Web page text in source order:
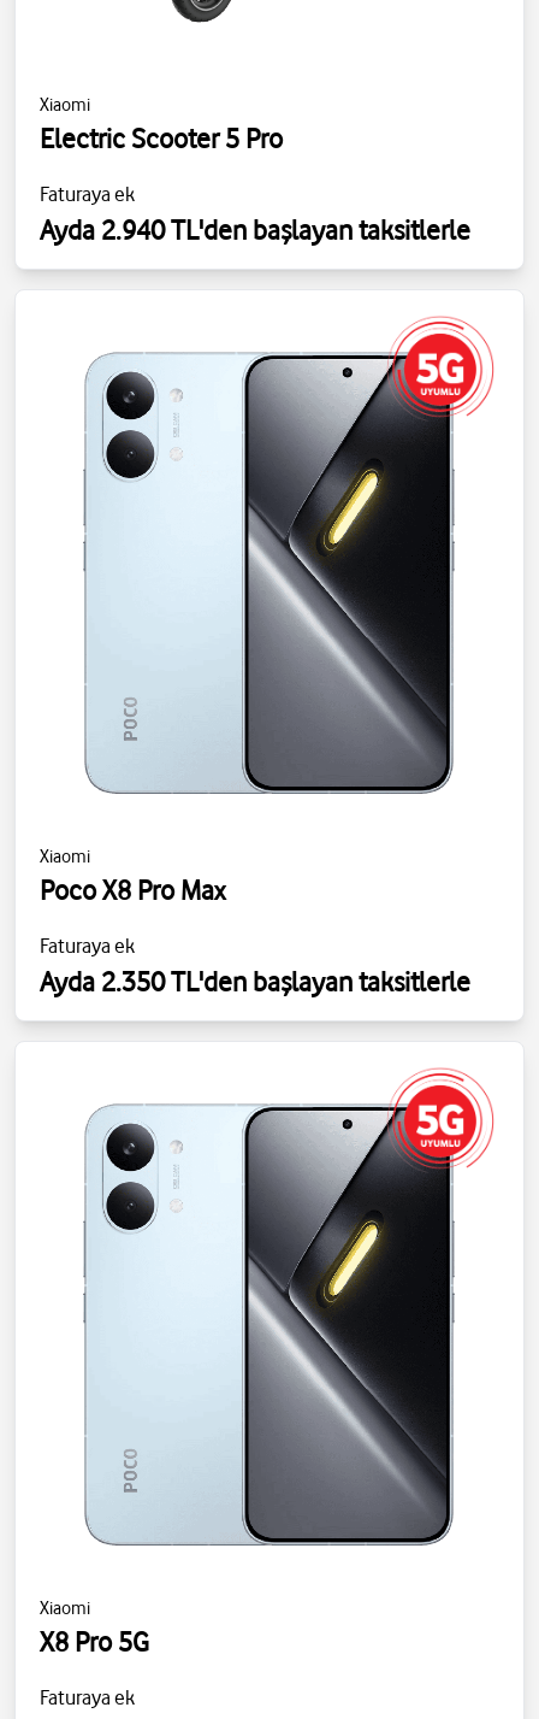
Xiaomi
Electric Scooter 5 Pro
Faturaya ek
Ayda 2.940 TL'den başlayan taksitlerle
Xiaomi
Poco X8 Pro Max
Faturaya ek
Ayda 2.350 TL'den başlayan taksitlerle
Xiaomi
X8 Pro 5G
Faturaya ek